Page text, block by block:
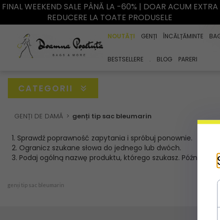
FINAL WEEKEND SALE PÂNĂ LA -60% | DOAR ACUM EXTRA
REDUCERE LA TOATE PRODUSELE
NOUTĂȚI GENȚI ÎNCĂLȚĂMINTE
BESTSELLERE . BLOG PARERI
CATEGORII
GENȚI DE DAMĂ genți tip sac bleumarin
1. Sprawdź poprawność zapytania i spróbuj ponownie.
2. Ogranicz szukane słowa do jednego lub dwóch.
3. Podaj ogólną nazwę produktu, którego szukasz. Później
genți tip sac bleumarin